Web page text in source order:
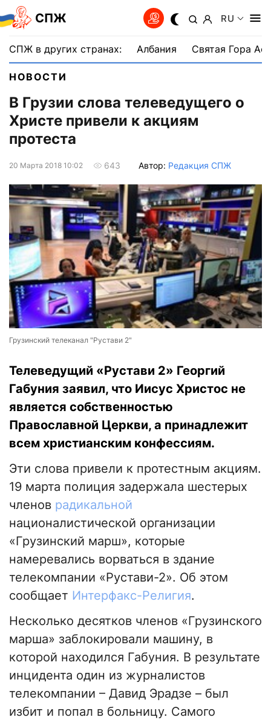
СПЖ RU
СПЖ в других странах: Албания Святая Гора
НОВОСТИ
В Грузии слова телеведущего о
Христе привели к акциям
протеста
20 Марта 2018 10:02 643 Автор: Редакция СПЖ
Грузинский телеканал "Рустави 2"
Телеведущий «Рустави 2» Георгий
Габуния заявил, что Иисус Христос не
является собственностью
Православной Церкви, а принадлежит
всем христианским конфессиям.
Эти слова привели к протестным акциям.
19 марта полиция задержала шестерых
членов радикальной
националистической организации
«Грузинский марш», которые
намеревались ворваться в здание
телекомпании «Рустави-2». Об этом
сообщает Интерфакс-Религия.
Несколько десятков членов «Грузинского
марша» заблокировали машину, в
которой находился Габуния. В результате
инцидента один из журналистов
телекомпании – Давид Эрадзе – был
избит и попал в больницу. Самого